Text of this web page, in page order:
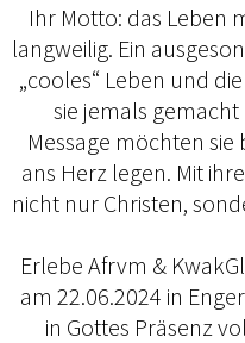
Ihr Motto: das Leben
langweilig. Ein
„cooles“ Leben und
sie jemals
Message möchten
ans Herz legen. Mit
nicht nur Christen,
Erlebe Afrvm &
am 22.06.2024 in
in Gottes Präsenz